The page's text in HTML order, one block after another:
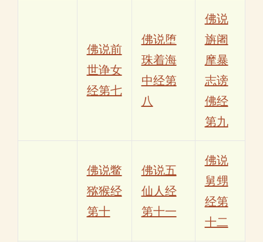
佛说前
世诤女
经第七
佛说堕
珠着海
中经第
八
佛说
旃阇
摩暴
志谤
佛经
第九
佛说鳖
猕猴经
第十
佛说五
仙人经
第十一
佛说
舅甥
经第
十二